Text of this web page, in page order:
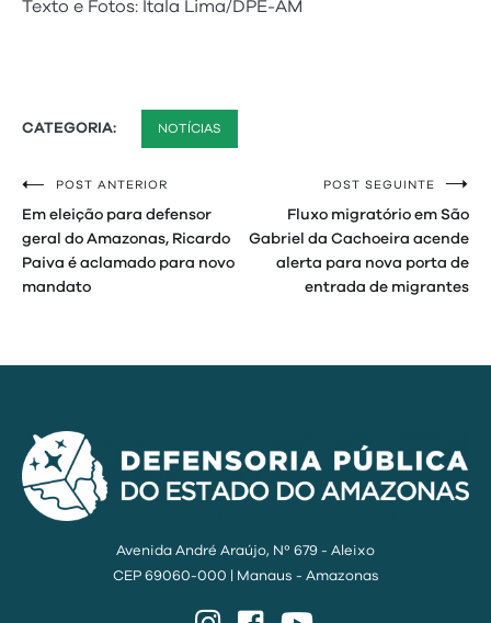
Texto e Fotos: Ítala Lima/DPE-AM
CATEGORIA: NOTÍCIAS
Navegação
de
Post
POST ANTERIOR
Em eleição para defensor
geral do Amazonas, Ricardo
Paiva é aclamado para novo
mandato
POST SEGUINTE
Fluxo migratório em São
Gabriel da Cachoeira acende
alerta para nova porta de
entrada de migrantes
Avenida André Araújo, Nº 679 - Aleixo
CEP 69060-000 | Manaus - Amazonas
InstagramFacebook